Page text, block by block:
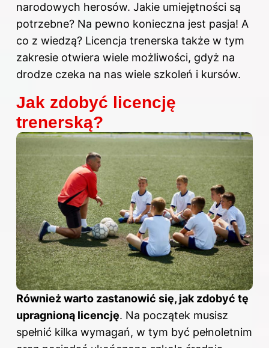
narodowych herosów. Jakie umiejętności są
potrzebne? Na pewno konieczna jest pasja! A
co z wiedzą? Licencja trenerska także w tym
zakresie otwiera wiele możliwości, gdyż na
drodze czeka na nas wiele szkoleń i kursów.
Jak zdobyć licencję
trenerską?
Również warto zastanowić się, jak zdobyć tę
upragnioną licencję. Na początek musisz
spełnić kilka wymagań, w tym być pełnoletnim